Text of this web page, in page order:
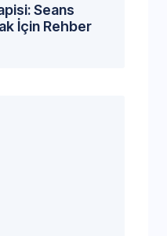
Seans
İçin Rehber